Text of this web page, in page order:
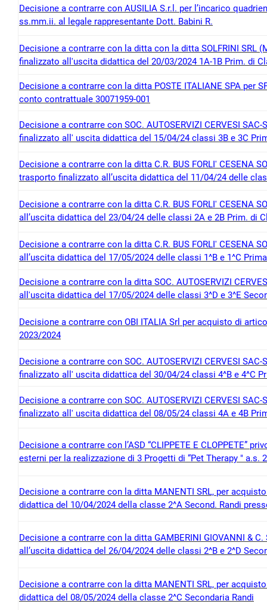
Decisione a contrarre con AUSILIA S.r.l. per l’incarico
ss.mm.ii. al legale rappresentante Dott. Babini R.
Decisione a contrarre con la ditta con la ditta SOLFRINI
finalizzato all'uscita didattica del 20/03/2024 1A-1B Prim. di
Decisione a contrarre con la ditta POSTE ITALIANE SPA per
conto contrattuale 30071959-001
Decisione a contrarre con SOC. AUTOSERVIZI CERVESI
finalizzato all' uscita didattica del 15/04/24 classi 3B e 3C
Decisione a contrarre con la ditta C.R. BUS FORLI' CESENA
trasporto finalizzato all’uscita didattica del 11/04/24 delle
Decisione a contrarre con la ditta C.R. BUS FORLI' CESENA
all’uscita didattica del 23/04/24 delle classi 2A e 2B Prim. di
Decisione a contrarre con la ditta C.R. BUS FORLI' CESENA
all’uscita didattica del 17/05/2024 delle classi 1^B e 1^C
Decisione a contrarre con la ditta SOC. AUTOSERVIZI
all'uscita didattica del 17/05/2024 delle classi 3^D e 3^E
Decisione a contrarre con OBI ITALIA Srl per acquisto di
2023/2024
Decisione a contrarre con SOC. AUTOSERVIZI CERVESI
finalizzato all' uscita didattica del 30/04/24 classi 4^B e 4^C
Decisione a contrarre con SOC. AUTOSERVIZI CERVESI
finalizzato all' uscita didattica del 08/05/24 classi 4A e 4B
Decisione a contrarre con l’ASD “CLIPPETE E CLOPPETE”
esterni per la realizzazione di 3 Progetti di “Pet Therapy " a.s.
Decisione a contrarre con la ditta MANENTI SRL, per
didattica del 10/04/2024 della classe 2^A Second. Randi
Decisione a contrarre con la ditta GAMBERINI GIOVANNI &
all’uscita didattica del 26/04/2024 delle classi 2^B e 2^D
Decisione a contrarre con la ditta MANENTI SRL, per
didattica del 08/05/2024 della classe 2^C Secondaria Randi